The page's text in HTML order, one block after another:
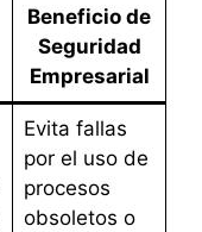
Beneficio de
Seguridad
Empresarial
Evita fallas
por el uso de
procesos
obsoletos o